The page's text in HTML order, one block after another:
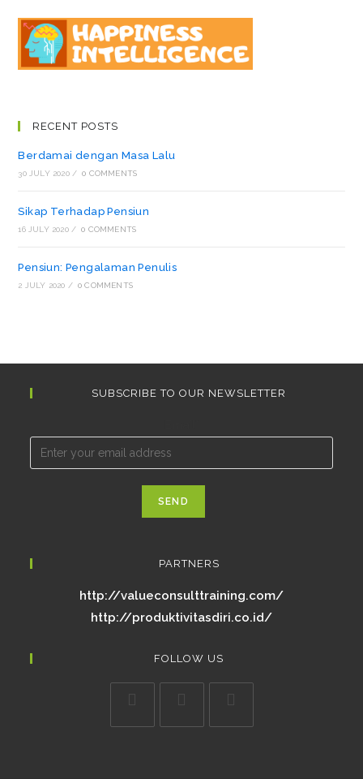
RECENT POSTS
Berdamai dengan Masa Lalu
30 JULY 2020 / 0 COMMENTS
Sikap Terhadap Pensiun
16 JULY 2020 / 0 COMMENTS
Pensiun: Pengalaman Penulis
2 JULY 2020 / 0 COMMENTS
SUBSCRIBE TO OUR NEWSLETTER
PARTNERS
http://valueconsulttraining.com/
http://produktivitasdiri.co.id/
FOLLOW US